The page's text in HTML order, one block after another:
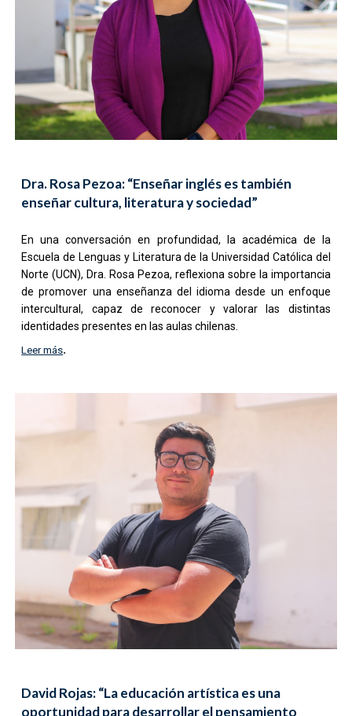
Dra. Rosa Pezoa: “Enseñar inglés es también
enseñar cultura, literatura y sociedad”
En una conversación en profundidad, la académica de la
Escuela de Lenguas y Literatura de la Universidad Católica del
Norte (UCN), Dra. Rosa Pezoa, reflexiona sobre la importancia
de promover una enseñanza del idioma desde un enfoque
intercultural, capaz de reconocer y valorar las distintas
identidades presentes en las aulas chilenas.
Leer más.
David Rojas: “La educación artística es una
oportunidad para desarrollar el pensamiento